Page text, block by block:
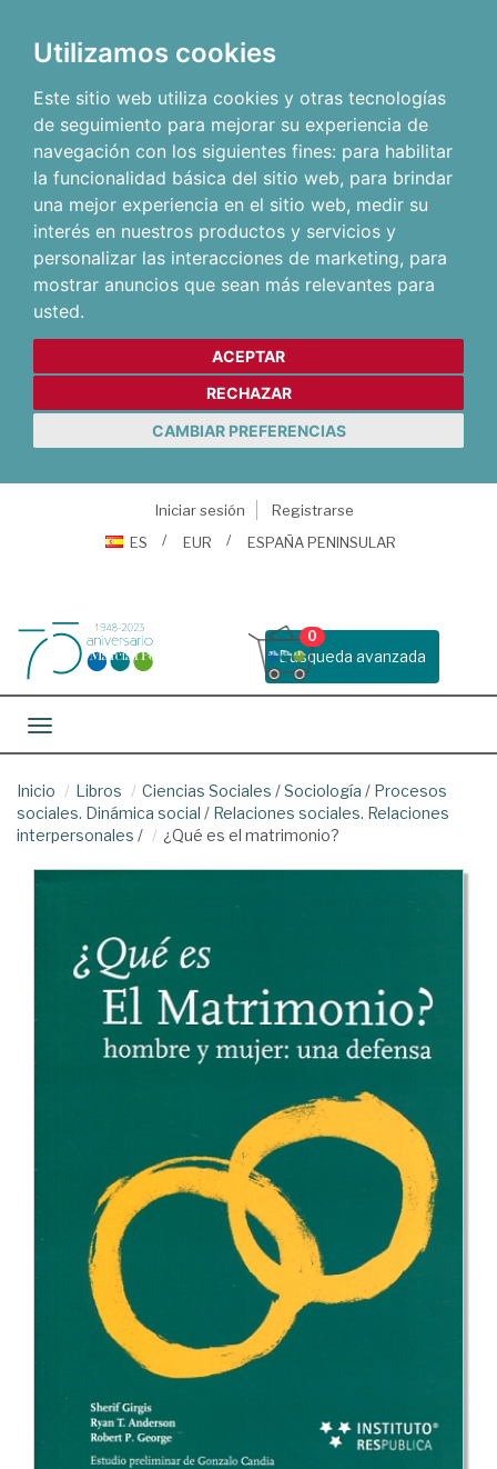
Utilizamos cookies
Este sitio web utiliza cookies y otras tecnologías
de seguimiento para mejorar su experiencia de
navegación con los siguientes fines: para habilitar
la funcionalidad básica del sitio web, para brindar
una mejor experiencia en el sitio web, medir su
interés en nuestros productos y servicios y
personalizar las interacciones de marketing, para
mostrar anuncios que sean más relevantes para
usted.
ACEPTAR
RECHAZAR
CAMBIAR PREFERENCIAS
Iniciar sesión
Registrarse
ES
EUR ESPAÑA PENINSULAR
Busqueda avanzada
0
Toggle navigation
Inicio Libros Ciencias Sociales /Sociología / Procesos
sociales. Dinámica social / Relaciones sociales. Relaciones
interpersonales / ¿Qué es el matrimonio?